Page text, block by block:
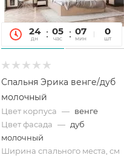
24
дн
05
час
07
мин
55
сек
0
шт
Спальня Эрика венге/дуб
молочный
Цвет корпуса — венге
Цвет фасада — дуб
молочный
Ширина спального места, см